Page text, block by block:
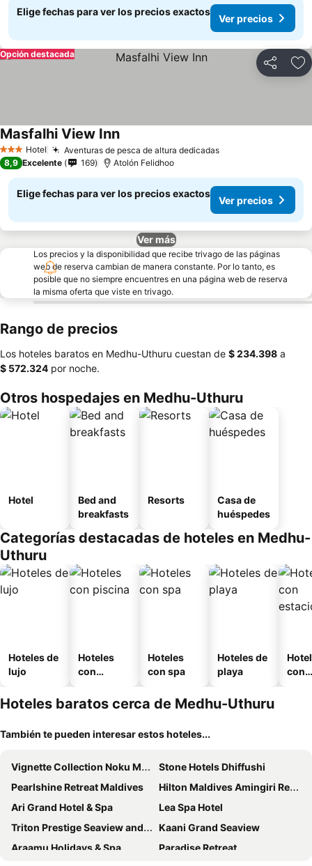
Elige fechas para ver los precios exactos
Ver precios
Compartir
Opción destacada
3 Estrellas
Hotel Aventuras de pesca de altura dedicadas
Masfalhi View Inn
8,9 Excelente 169 Atolón Felidhoo
Elige fechas para ver los precios exactos
Ver precios
Ver más
Los precios y la disponibilidad que recibe trivago de las páginas
web de reserva cambian de manera constante. Por lo tanto, es
posible que no siempre encuentres en una página web de reserva
la misma oferta que viste en trivago.
Rango de precios
Los hoteles baratos en Medhu-Uthuru cuestan de ‎$ 234.398 a
‎$ 572.324 por noche.
Otros hospedajes en Medhu-Uthuru
Hotel
Bed and
breakfasts
Resorts
Casa de
huéspedes
Categorías destacadas de hoteles en Medhu-
Uthuru
Hoteles de
lujo
Hoteles
con
Hoteles
con spa
Hoteles de
playa
con
Hoteles baratos cerca de Medhu-Uthuru
También te pueden interesar estos hoteles...
Vignette Collection Noku Maldives By Ihg
Stone Hotels Dhiffushi
Pearlshine Retreat Maldives
Hilton Maldives Amingiri Resort & Spa
Ari Grand Hotel & Spa
Lea Spa Hotel
Triton Prestige Seaview and Spa
Kaani Grand Seaview
Araamu Holidays & Spa
Paradise Retreat